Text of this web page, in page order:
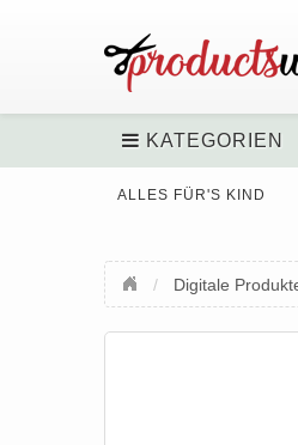
KATEGORIEN
ALLES FÜR'S KIND
Digitale